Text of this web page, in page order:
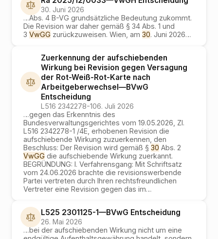
30. Juni 2026
…Abs. 4 B-VG grundsätzliche Bedeutung zukommt.
Die Revision war daher gemäß § 34 Abs. 1 und
3 VwGG zurückzuweisen. Wien, am 30. Juni 2026…
Zuerkennung der aufschiebenden
Wirkung bei Revision gegen Versagung
der Rot-Weiß-Rot-Karte nach
Arbeitgeberwechsel—BVwG
Entscheidung
L516 2342278-106. Juli 2026
…gegen das Erkenntnis des
Bundesverwaltungsgerichtes vom 19.05.2026, Zl.
L516 2342278-1 /4E, erhobenen Revision die
aufschiebende Wirkung zuzuerkennen, den
Beschluss: Der Revision wird gemäß § 30 Abs. 2
VwGG die aufschiebende Wirkung zuerkannt.
BEGRÜNDUNG: I. Verfahrensgang: Mit Schriftsatz
vom 24.06.2026 brachte die revisionswerbende
Partei vertreten durch Ihren rechtsfreundlichen
Vertreter eine Revision gegen das im…
L525 2301125-1—BVwG Entscheidung
26. Mai 2026
…bei der aufschiebenden Wirkung nicht um eine